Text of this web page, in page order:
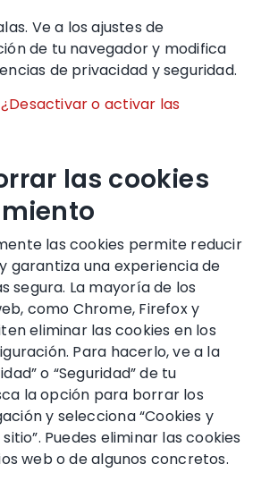
Ve a los ajustes de
de tu navegador y modifica
de privacidad y seguridad.
¿Desactivar o activar las
las cookies
las cookies permite reducir
garantiza una experiencia de
segura. La mayoría de los
como Chrome, Firefox y
eliminar las cookies en los
Para hacerlo, ve a la
o “Seguridad” de tu
la opción para borrar los
y selecciona “Cookies y
Puedes eliminar las cookies
web o de algunos concretos.